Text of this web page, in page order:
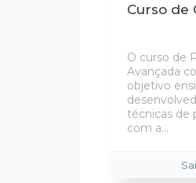
Curso de
O curso de
Avançada
objetivo
técnicas de
com a...